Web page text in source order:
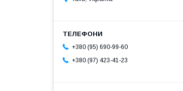
+380 (95) 690-99-60
+380 (97) 423-41-23